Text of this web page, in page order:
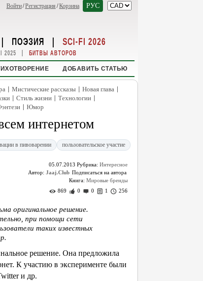
Войти/Регистрация /Корзина РУС
| ПОЭЗИЯ | SCI-FI 2026
2025 | БИТВЫ АВТОРОВ
ДОБАВИТЬ СТАТЬЮ
| Мистические рассказы | Новая глава |
| Стиль жизни | Технологии |
| Юмор
интернетом
в пивоварении пользовательское участие
05.07.2013 Рубрика: Интересное
Автор: Jaaj.Club
Книга: Мировые бренды
869
0 0 1 256
оригинальное решение.
при помощи сети
таких известных
решение. Она предложила
К участию в эксперименте были
и др.